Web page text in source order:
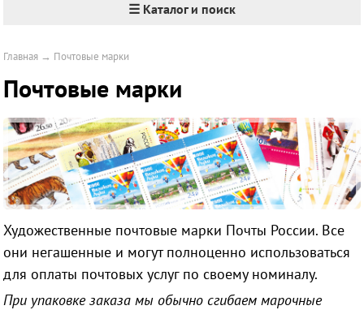
☰ Каталог и поиск
Главная → Почтовые марки
Почтовые марки
Художественные почтовые марки Почты России. Все
они негашенные и могут полноценно использоваться
для оплаты почтовых услуг по своему номиналу.
При упаковке заказа мы обычно сгибаем марочные